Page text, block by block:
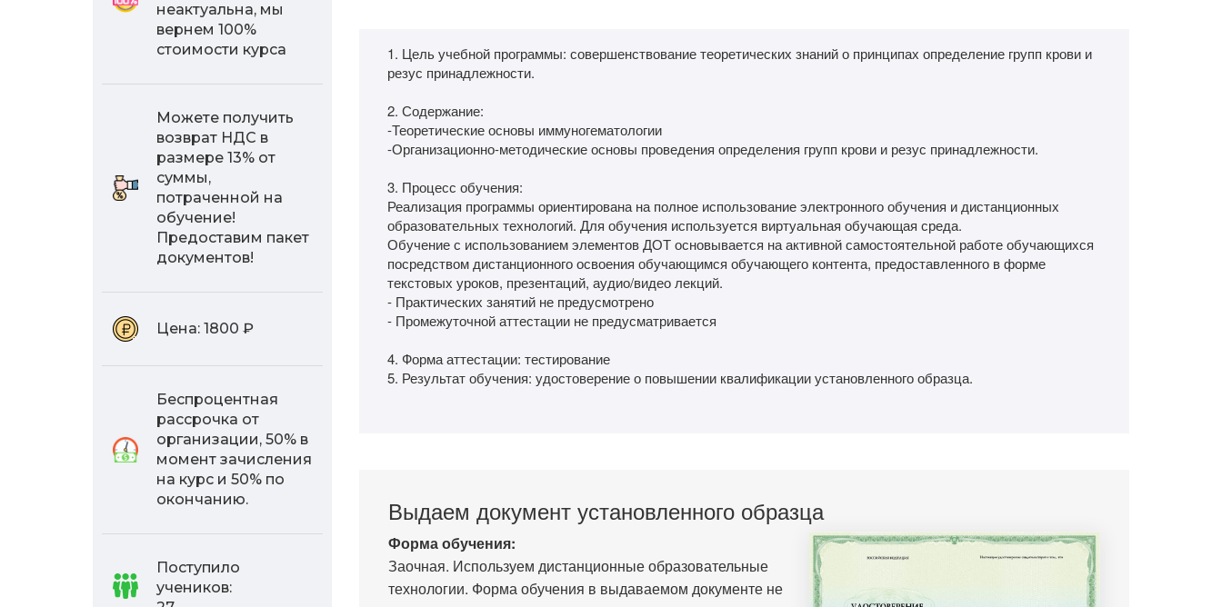
неактуальна, мы
вернем 100%
стоимости курса
Можете получить
возврат НДС в
размере 13% от
суммы,
потраченной на
обучение!
Предоставим пакет
документов!
Цена: 1800 ₽
Беспроцентная
рассрочка от
организации, 50% в
момент зачисления
на курс и 50% по
окончанию.
Поступило
учеников:
1. Цель учебной программы: совершенствование теоретических знаний о принципах определение групп крови и
резус принадлежности.
2. Содержание:
-Теоретические основы иммуногематологии
-Организационно-методические основы проведения определения групп крови и резус принадлежности.
3. Процесс обучения:
Реализация программы ориентирована на полное использование электронного обучения и дистанционных
образовательных технологий. Для обучения используется виртуальная обучающая среда.
Обучение с использованием элементов ДОТ основывается на активной самостоятельной работе обучающихся
посредством дистанционного освоения обучающимся обучающего контента, предоставленного в форме
текстовых уроков, презентаций, аудио/видео лекций.
- Практических занятий не предусмотрено
- Промежуточной аттестации не предусматривается
4. Форма аттестации: тестирование
5. Результат обучения: удостоверение о повышении квалификации установленного образца.
Выдаем документ установленного образца
Форма обучения:
Заочная. Используем дистанционные образовательные
технологии. Форма обучения в выдаваемом документе не